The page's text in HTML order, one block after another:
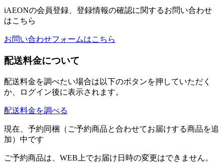
iAEONの会員登録、登録情報の確認に関するお問い合わせ
はこちら
お問い合わせフォームはこちら
配送料金について
配送料金を調べたい場合は以下のボタンを押していただく
か、ログイン後に表示されます。
配送料金を調べる
現在、予約同梱（ご予約商品と合わせてお届けする商品を追
加）中です
ご予約商品は、WEB上でお届け日時の変更はできません。